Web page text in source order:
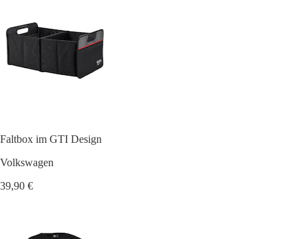
Faltbox im GTI Design
Volkswagen
39,90 €